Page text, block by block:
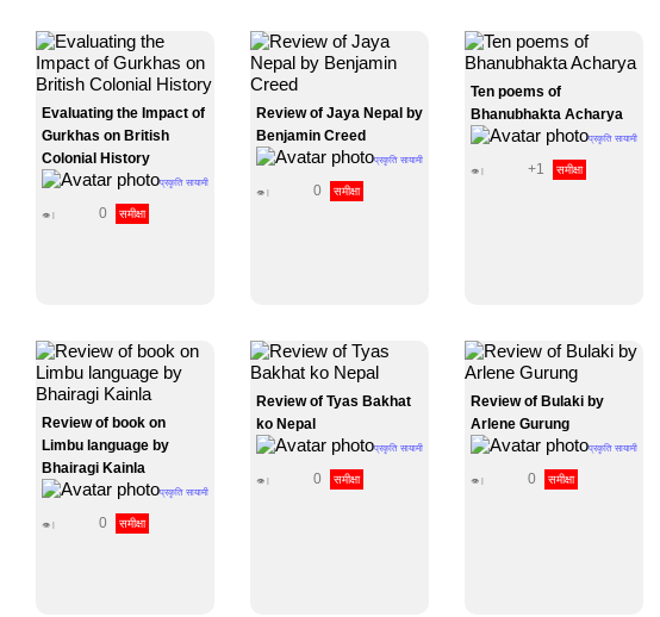
Evaluating the Impact of
Gurkhas on British
Colonial History
प्रकृति सायामी
👁 | 0 समीक्षा
Review of Jaya Nepal by
Benjamin Creed
प्रकृति सायामी
👁 | 0 समीक्षा
Ten poems of
Bhanubhakta Acharya
प्रकृति सायामी
👁 | +1 समीक्षा
Review of book on
Limbu language by
Bhairagi Kainla
प्रकृति सायामी
👁 | 0 समीक्षा
Review of Tyas Bakhat
ko Nepal
प्रकृति सायामी
👁 | 0 समीक्षा
Review of Bulaki by
Arlene Gurung
प्रकृति सायामी
👁 | 0 समीक्षा